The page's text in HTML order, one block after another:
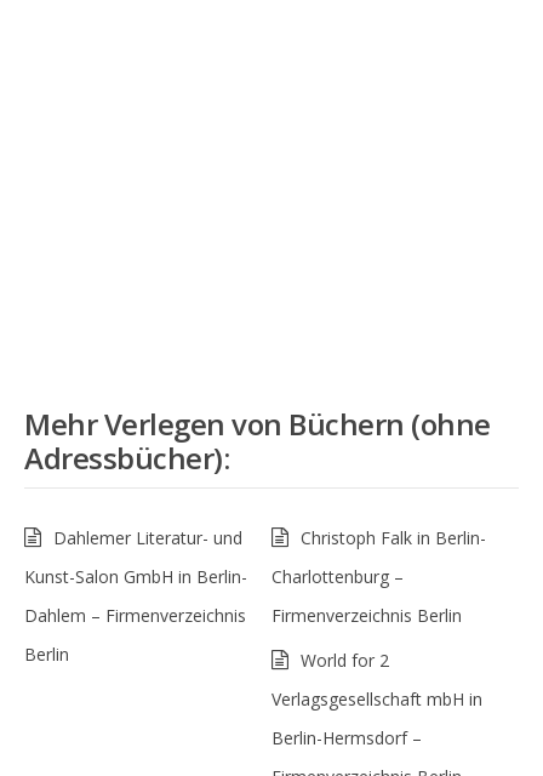
MehrVerlegen von Büchern (ohne
Adressbücher):
Dahlemer Literatur- und
Kunst-Salon GmbH in Berlin-
Dahlem – Firmenverzeichnis
Berlin
Christoph Falk in Berlin-
Charlottenburg –
Firmenverzeichnis Berlin
World for 2
Verlagsgesellschaft mbH in
Berlin-Hermsdorf –